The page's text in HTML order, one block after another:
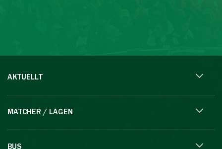
AKTUELLT
MATCHER / LAGEN
BUS